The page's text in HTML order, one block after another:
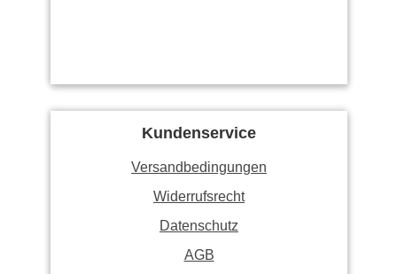
Kundenservice
Versandbedingungen
Widerrufsrecht
Datenschutz
AGB